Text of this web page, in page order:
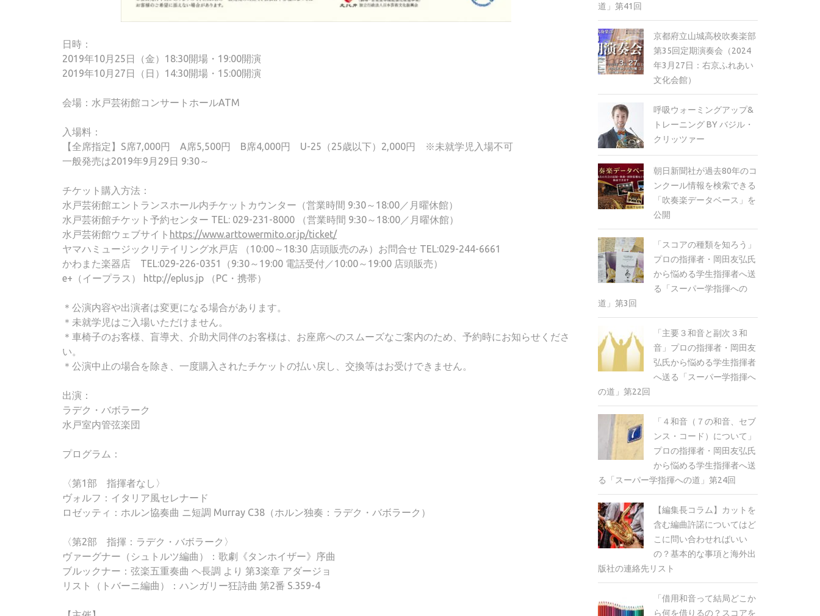
日時：
2019年10月25日（金）18:30開場・19:00開演
2019年10月27日（日）14:30開場・15:00開演
会場：水戸芸術館コンサートホールATM
入場料：
【全席指定】S席7,000円 A席5,500円 B席4,000円 U-25（25歳以下）2,000円 ※未就学児入場不可
一般発売は2019年9月29日 9:30～
チケット購入方法：
水戸芸術館エントランスホール内チケットカウンター（営業時間 9:30～18:00／月曜休館）
水戸芸術館チケット予約センター TEL: 029-231-8000 （営業時間 9:30～18:00／月曜休館）
水戸芸術館ウェブサイト https://www.arttowermito.or.jp/ticket/
ヤマハミュージックリテイリング水戸店 （10:00～18:30 店頭販売のみ）お問合せ TEL:029-244-6661
かわまた楽器店 TEL:029-226-0351（9:30～19:00 電話受付／10:00～19:00 店頭販売）
e+（イープラス） http://eplus.jp （PC・携帯）
＊公演内容や出演者は変更になる場合があります。
＊未就学児はご入場いただけません。
＊車椅子のお客様、盲導犬、介助犬同伴のお客様は、お座席へのスムーズなご案内のため、予約時にお知らせくださ
い。
＊公演中止の場合を除き、一度購入されたチケットの払い戻し、交換等はお受けできません。
出演：
ラデク・バボラーク
水戸室内管弦楽団
プログラム：
〈第1部 指揮者なし〉
ヴォルフ：イタリア風セレナード
ロゼッティ：ホルン協奏曲 ニ短調 Murray C38（ホルン独奏：ラデク・バボラーク）
〈第2部 指揮：ラデク・バボラーク〉
ヴァーグナー（シュトルツ編曲）：歌劇《タンホイザー》序曲
ブルックナー：弦楽五重奏曲 ヘ長調 より 第3楽章 アダージョ
リスト（トバーニ編曲）：ハンガリー狂詩曲 第2番 S.359-4
道」第41回
京都府立山城高校吹奏楽部
第35回定期演奏会（2024
年3月27日：右京ふれあい
文化会館）
呼吸ウォーミングアップ&
トレーニング BY バジル・
クリッツァー
朝日新聞社が過去80年のコ
ンクール情報を検索できる
「吹奏楽データベース」を
公開
「スコアの種類を知ろう」
プロの指揮者・岡田友弘氏
から悩める学生指揮者へ送
る「スーパー学指揮への
道」第3回
「主要３和音と副次３和
音」プロの指揮者・岡田友
弘氏から悩める学生指揮者
へ送る「スーパー学指揮へ
の道」第22回
「４和音（７の和音、セブ
ンス・コード）について」
プロの指揮者・岡田友弘氏
から悩める学生指揮者へ送
る「スーパー学指揮への道」第24回
【編集長コラム】カットを
含む編曲許諾についてはど
こに問い合わせればいい
の？基本的な事項と海外出
版社の連絡先リスト
「借用和音って結局どこか
ら何を借りるの？スコアを